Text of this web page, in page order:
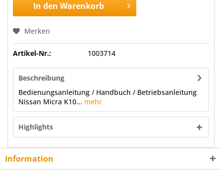
In den Warenkorb
Merken
Artikel-Nr.: 1003714
Beschreibung
Bedienungsanleitung / Handbuch / Betriebsanleitung
Nissan Micra K10... mehr
Highlights
Information